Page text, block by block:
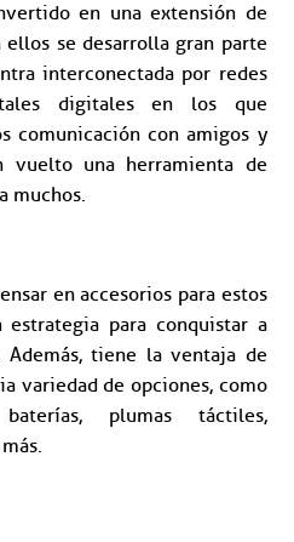
en una extensión de
se desarrolla gran parte
interconectada por redes
digitales en los que
comunicación con amigos y
vuelto una herramienta de
muchos.
en accesorios para estos
para conquistar a
Además, tiene la ventaja de
variedad de opciones, como
baterías, plumas táctiles,